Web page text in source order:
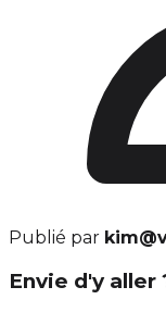
Publié par
Envie d'y aller